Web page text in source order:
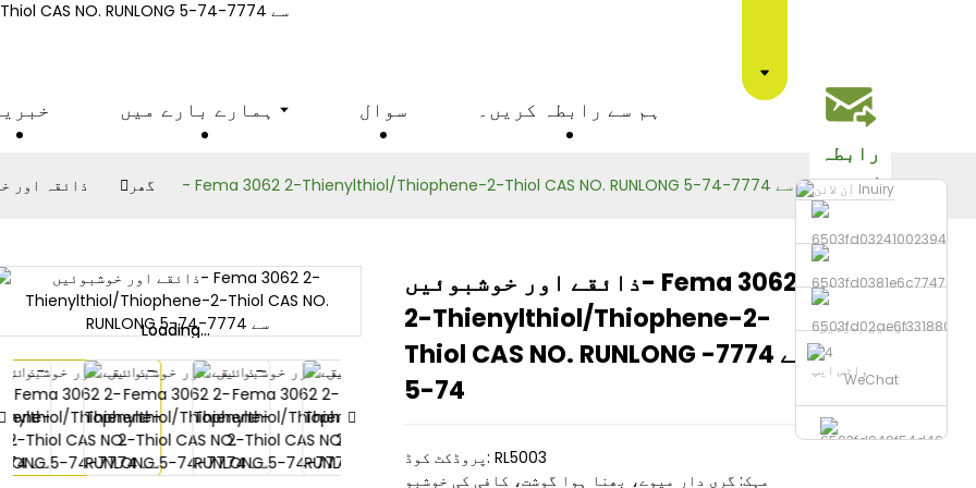
ہمارے بارے میں سوال
ہم سے رابطہ کریں۔
رابطہ
کریں۔
فون
ای میل بھیجیں۔
واٹس ایپ
WeChat
گھر ذائقہ اور ذائقے اور خوشبوئیں- Fema 3062 2-Thienylthiol/Thiophene-2-Thiol CAS NO. RUNLONG سے 7774-74-5
Loading...
Loading... Loading...
Loading... Loading...
Loading...
ذائقے اور خوشبوئیں- Fema 3062
2-Thienylthiol/Thiophene-2-
Thiol CAS NO. RUNLONG سے 7774-
74-5
پروڈکٹ کوڈ: RL5003
مہک: گری دار میوے، بھنا ہوا گوشت، کافی کی خوشبو